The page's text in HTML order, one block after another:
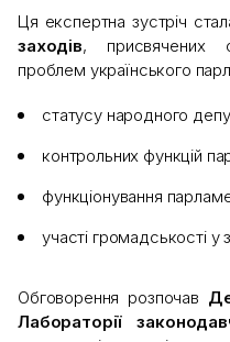
Ця експертна зустріч
заходів, присвячених
проблем українського
статусу народного
контрольних функцій
функціонування
участі громадськості
Обговорення розпочав
Лабораторії